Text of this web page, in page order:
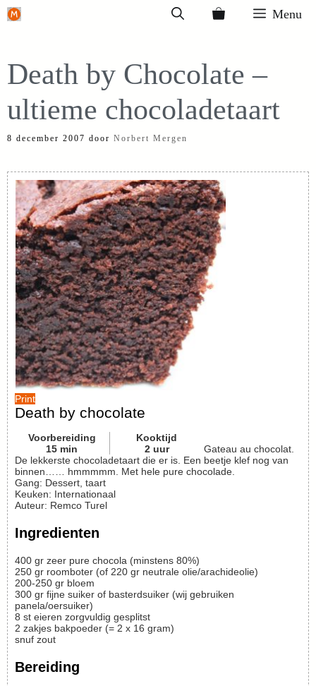
Ga
inhoud
Menu
Death by Chocolate –
ultieme chocoladetaart
8 december 2007 door Norbert Mergen
Print
Death by chocolate
Voorbereiding
15 min
Kooktijd
2 uur
Gateau au chocolat.
De lekkerste chocoladetaart die er is. Een beetje klef nog van
binnen…… hmmmmm. Met hele pure chocolade.
Gang: Dessert, taart
Keuken: Internationaal
Auteur: Remco Turel
Ingredienten
400 gr zeer pure chocola (minstens 80%)
250 gr roomboter (of 220 gr neutrale olie/arachideolie)
200-250 gr bloem
300 gr fijne suiker of basterdsuiker (wij gebruiken
panela/oersuiker)
8 st eieren zorgvuldig gesplitst
2 zakjes bakpoeder (= 2 x 16 gram)
snuf zout
Bereiding